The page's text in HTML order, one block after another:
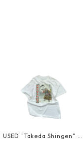
USED "Takeda Shingen" T